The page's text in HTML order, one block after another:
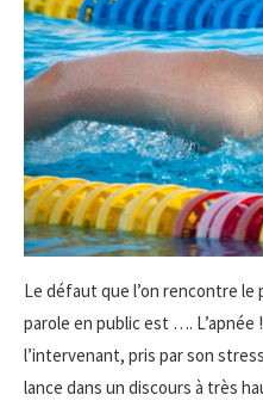
Le défaut que l’on rencontre
parole en public est …. L’apnée
l’intervenant, pris par son
lance dans un discours à très